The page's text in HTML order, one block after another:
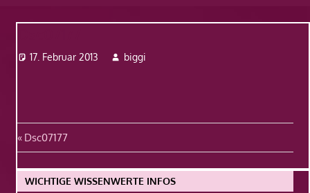
Website
17. Februar 2013 biggi
Beitragsnavigation
Vorheriger
Beitrag:
Dsc07177
WICHTIGE WISSENWERTE INFOS